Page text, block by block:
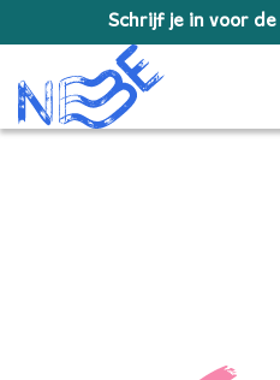
Schrijf je in voor